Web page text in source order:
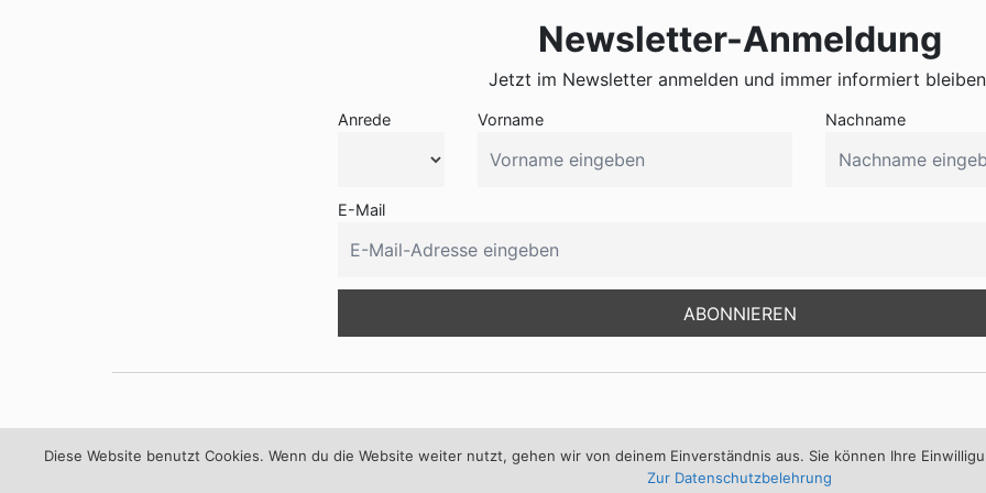
werden
Newsletter-Anmeldung
Jetzt im Newsletter anmelden und immer informiert
Anrede Vorname Nachname
E-Mail
Günther Schmid
Kontakt
Diese Website benutzt Cookies. Wenn du die Website weiter nutzt, gehen wir von deinem Einverständnis aus. Sie können Ihre
Zur Datenschutzbelehrung